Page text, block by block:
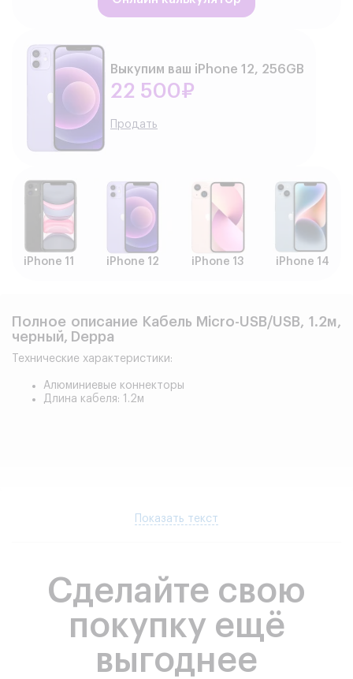
Выкупим ваш iPhone 12, 256GB
22 500₽
Продать
iPhone 11 iPhone 12 iPhone 13 iPhone 14
Полное описание Кабель Micro-USB/USB, 1.2м,
черный, Deppa
Технические характеристики:
Алюминиевые коннекторы
Длина кабеля: 1.2м
Показать текст
Сделайте свою
покупку ещё
выгоднее